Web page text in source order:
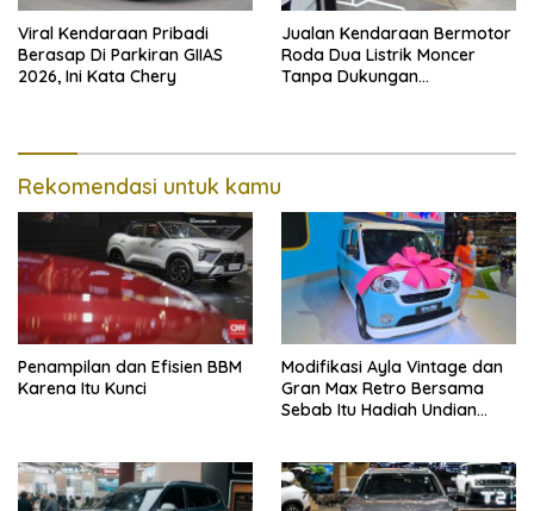
Viral Kendaraan Pribadi
Berasap Di Parkiran GIIAS
2026, Ini Kata Chery
Jualan Kendaraan Bermotor
Roda Dua Listrik Moncer
Tanpa Dukungan
Rekomendasi untuk kamu
Penampilan dan Efisien BBM
Karena Itu Kunci
Modifikasi Ayla Vintage dan
Gran Max Retro Bersama
Sebab Itu Hadiah Undian